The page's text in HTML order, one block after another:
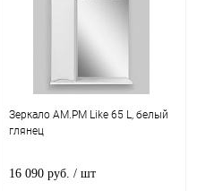
Зеркало AM.PM Like 65 L, белый
глянец
16 090 руб. / шт